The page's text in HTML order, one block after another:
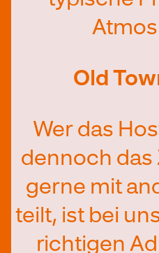
Old
Wer das
dennoch
gerne mit
teilt, ist bei
richtigen